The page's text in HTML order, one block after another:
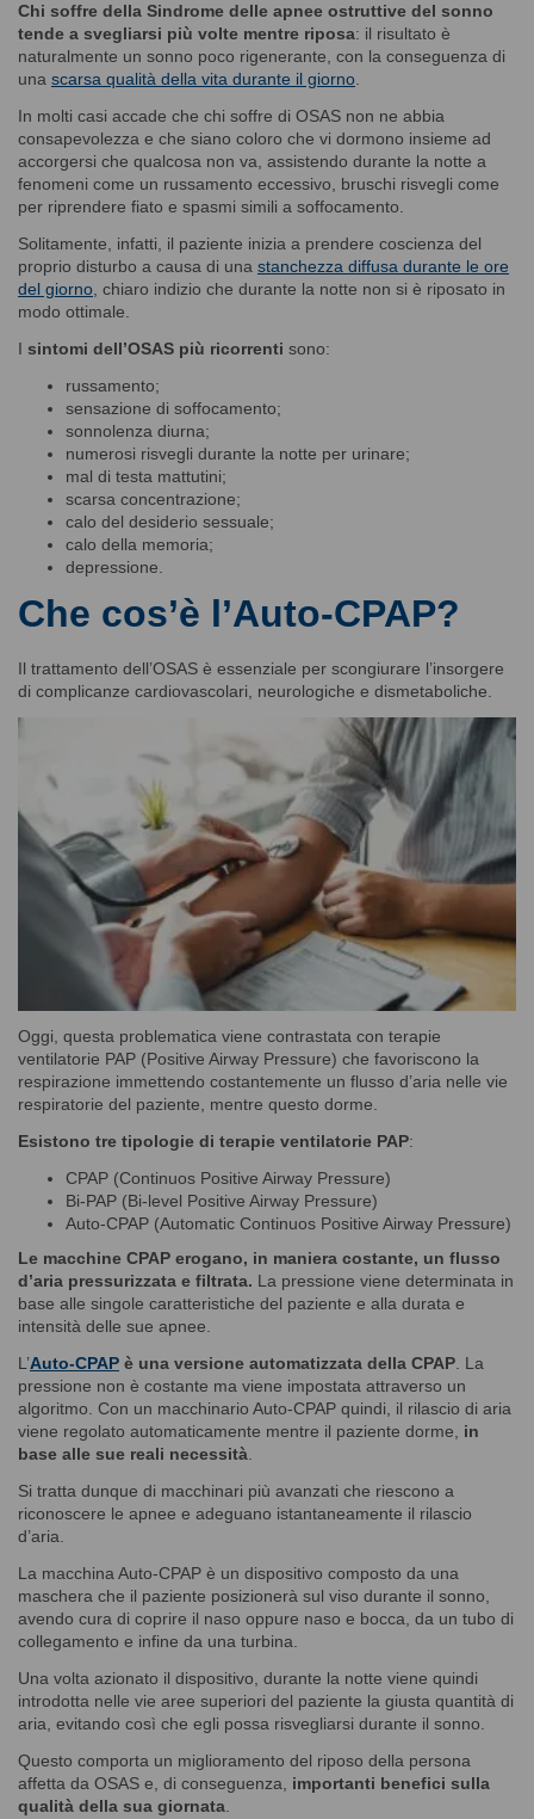
Chi soffre della Sindrome delle apnee ostruttive del sonno
tende a svegliarsi più volte mentre riposa: il risultato è
naturalmente un sonno poco rigenerante, con la conseguenza di
una scarsa qualità della vita durante il giorno.
In molti casi accade che chi soffre di OSAS non ne abbia
consapevolezza e che siano coloro che vi dormono insieme ad
accorgersi che qualcosa non va, assistendo durante la notte a
fenomeni come un russamento eccessivo, bruschi risvegli come
per riprendere fiato e spasmi simili a soffocamento.
Solitamente, infatti, il paziente inizia a prendere coscienza del
proprio disturbo a causa di una stanchezza diffusa durante le ore
del giorno, chiaro indizio che durante la notte non si è riposato in
modo ottimale.
I sintomi dell’OSAS più ricorrenti sono:
russamento;
sensazione di soffocamento;
sonnolenza diurna;
numerosi risvegli durante la notte per urinare;
mal di testa mattutini;
scarsa concentrazione;
calo del desiderio sessuale;
calo della memoria;
depressione.
Che cos’è l’Auto-CPAP?
Il trattamento dell’OSAS è essenziale per scongiurare l’insorgere
di complicanze cardiovascolari, neurologiche e dismetaboliche.
Oggi, questa problematica viene contrastata con terapie
ventilatorie PAP (Positive Airway Pressure) che favoriscono la
respirazione immettendo costantemente un flusso d’aria nelle vie
respiratorie del paziente, mentre questo dorme.
Esistono tre tipologie di terapie ventilatorie PAP:
CPAP (Continuos Positive Airway Pressure)
Bi-PAP (Bi-level Positive Airway Pressure)
Auto-CPAP (Automatic Continuos Positive Airway Pressure)
Le macchine CPAP erogano, in maniera costante, un flusso
d’aria pressurizzata e filtrata. La pressione viene determinata in
base alle singole caratteristiche del paziente e alla durata e
intensità delle sue apnee.
L’Auto-CPAP è una versione automatizzata della CPAP . La
pressione non è costante ma viene impostata attraverso un
algoritmo. Con un macchinario Auto-CPAP quindi, il rilascio di aria
viene regolato automaticamente mentre il paziente dorme, in
base alle sue reali necessità
Si tratta dunque di macchinari più avanzati che riescono a
riconoscere le apnee e adeguano istantaneamente il rilascio
d’aria.
La macchina Auto-CPAP è un dispositivo composto da una
maschera che il paziente posizionerà sul viso durante il sonno,
avendo cura di coprire il naso oppure naso e bocca, da un tubo di
collegamento e infine da una turbina.
Una volta azionato il dispositivo, durante la notte viene quindi
introdotta nelle vie aree superiori del paziente la giusta quantità di
aria, evitando così che egli possa risvegliarsi durante il sonno.
Questo comporta un miglioramento del riposo della persona
affetta da OSAS e, di conseguenza, importanti benefici sulla
qualità della sua giornata